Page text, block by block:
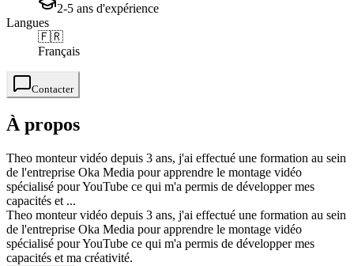
2-5 ans d'expérience
Langues
🇫🇷
Français
Contacter
À propos
Theo monteur vidéo depuis 3 ans, j'ai effectué une formation au sein
de l'entreprise Oka Media pour apprendre le montage vidéo
spécialisé pour YouTube ce qui m'a permis de développer mes
capacités et ...
Theo monteur vidéo depuis 3 ans, j'ai effectué une formation au sein
de l'entreprise Oka Media pour apprendre le montage vidéo
spécialisé pour YouTube ce qui m'a permis de développer mes
capacités et ma créativité.